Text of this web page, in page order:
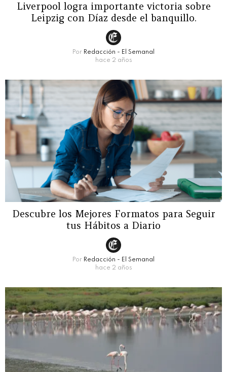
Liverpool logra importante victoria sobre
Leipzig con Díaz desde el banquillo.
Por Redacción - El Semanal
hace 2 años
Descubre los Mejores Formatos para Seguir
tus Hábitos a Diario
Por Redacción - El Semanal
hace 2 años